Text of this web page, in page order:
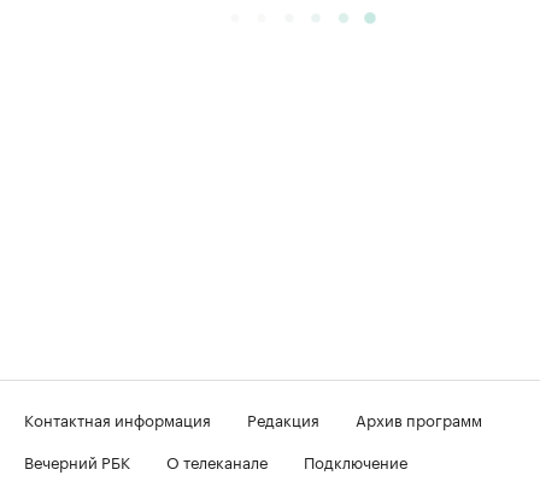
Контактная информация Редакция
Архив программ
Вечерний РБК
О телеканале
Подключение